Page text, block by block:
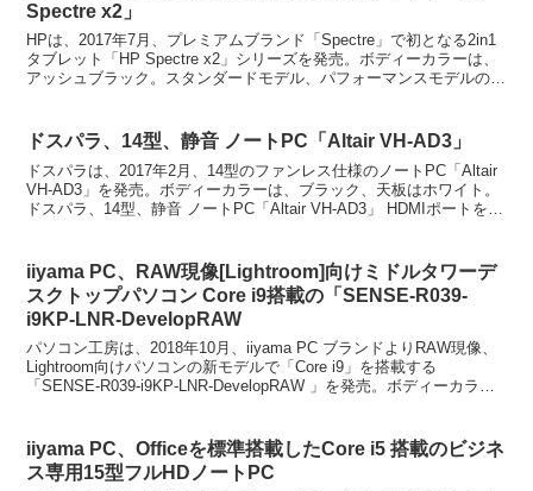
Spectre x2」
HPは、2017年7月、プレミアムブランド「Spectre」で初となる2in1
タブレット「HP Spectre x2」シリーズを発売。ボディーカラーは、
アッシュブラック。スタンダードモデル、パフォーマンスモデルの2
ドスパラ、14型、静音 ノートPC「Altair VH-AD3」
ドスパラは、2017年2月、14型のファンレス仕様のノートPC「Altair
VH-AD3」を発売。ボディーカラーは、ブラック、天板はホワイト。
ドスパラ、14型、静音 ノートPC「Altair VH-AD3」 HDMIポートを搭
iiyama PC、RAW現像[Lightroom]向けミドルタワーデ
スクトップパソコン Core i9搭載の「SENSE-R039-
i9KP-LNR-DevelopRAW
パソコン工房は、2018年10月、iiyama PC ブランドよりRAW現像、
Lightroom向けパソコンの新モデルで「Core i9」を搭載する
「SENSE-R039-i9KP-LNR-DevelopRAW 」を発売。ボディーカラー
iiyama PC、Officeを標準搭載したCore i5 搭載のビジネ
ス専用15型フルHDノートPC